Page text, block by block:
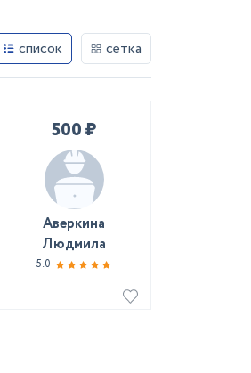
список сетка
500 ₽
Аверкина
Людмила
5.0